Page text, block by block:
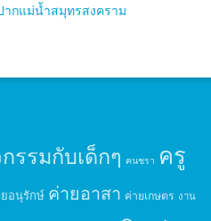
กแม่น้ำสมุทรสงคราม
รรมกับเด็กๆ คนชรา ครู
อนุรักษ์ ค่ายอาสา ค่ายเกษตร งาน